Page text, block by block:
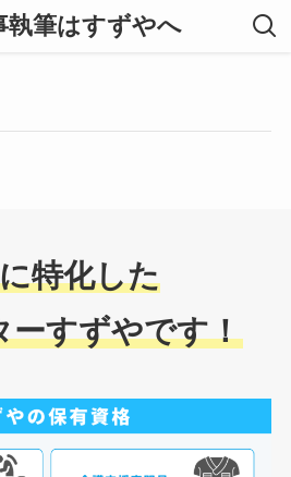
執筆はすずやへ
特化した
ーすずやです！